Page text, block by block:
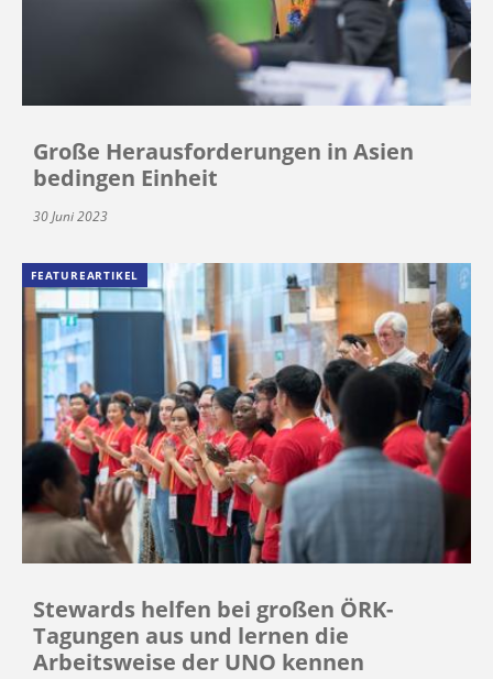
Große Herausforderungen in Asien
bedingen Einheit
30 Juni 2023
FEATUREARTIKEL
Stewards helfen bei großen ÖRK-
Tagungen aus und lernen die
Arbeitsweise der UNO kennen